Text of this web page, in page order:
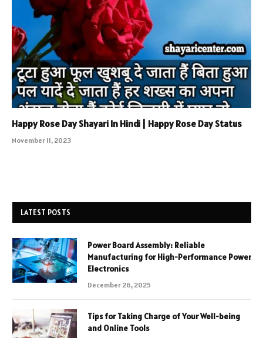
Happy Rose Day Shayari In Hindi | Happy Rose Day Status
November 11, 2023
LATEST POSTS
Power Board Assembly: Reliable
Manufacturing for High-Performance Power
Electronics
December 26, 2025
Tips for Taking Charge of Your Well-being
and Online Tools